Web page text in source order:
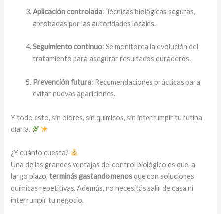
Aplicación controlada: Técnicas biológicas seguras,
aprobadas por las autoridades locales.
Seguimiento continuo: Se monitorea la evolución del
tratamiento para asegurar resultados duraderos.
Prevención futura: Recomendaciones prácticas para
evitar nuevas apariciones.
Y todo esto, sin olores, sin químicos, sin interrumpir tu rutina
diaria.
¿Y cuánto cuesta?
Una de las grandes ventajas del control biológico es que, a
largo plazo,terminás gastando menosque con soluciones
químicas repetitivas. Además, no necesitás salir de casa ni
interrumpir tu negocio.